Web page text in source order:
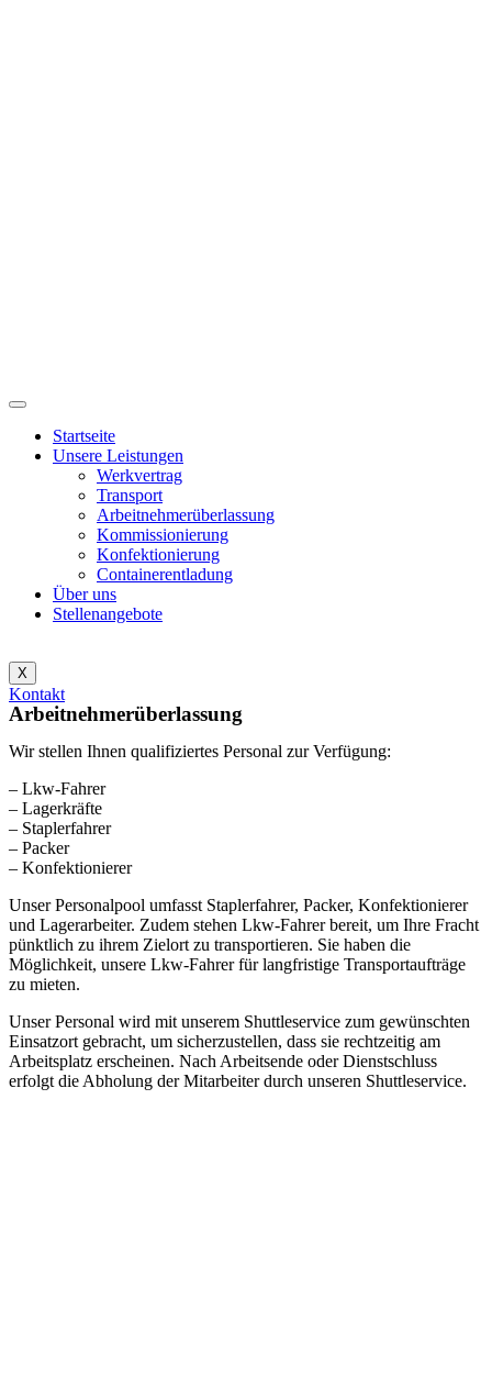
Startseite
Unsere Leistungen
Werkvertrag
Transport
Arbeitnehmerüberlassung
Kommissionierung
Konfektionierung
Containerentladung
Über uns
Stellenangebote
X
Kontakt
Arbeitnehmerüberlassung
Wir stellen Ihnen qualifiziertes Personal zur Verfügung:
– Lkw-Fahrer
– Lagerkräfte
– Staplerfahrer
– Packer
– Konfektionierer
Unser Personalpool umfasst Staplerfahrer, Packer, Konfektionierer
und Lagerarbeiter. Zudem stehen Lkw-Fahrer bereit, um Ihre Fracht
pünktlich zu ihrem Zielort zu transportieren. Sie haben die
Möglichkeit, unsere Lkw-Fahrer für langfristige Transportaufträge
zu mieten.
Unser Personal wird mit unserem Shuttleservice zum gewünschten
Einsatzort gebracht, um sicherzustellen, dass sie rechtzeitig am
Arbeitsplatz erscheinen. Nach Arbeitsende oder Dienstschluss
erfolgt die Abholung der Mitarbeiter durch unseren Shuttleservice.